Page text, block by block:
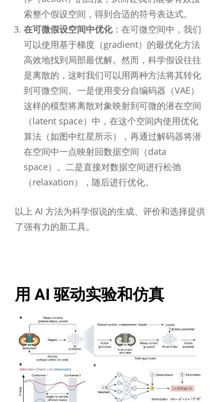
索整个假设空间，得到合适的符号表达式。
在可微假设空间中优化：在可微空间中，我们
可以使用基于梯度（gradient）的最优化方法
高效地找到局部最优解。然而，科学假设往往
是离散的，这时我们可以用两种方法将其转化
到可微空间。一是使用变分自编码器（VAE）
这样的模型将离散对象映射到可微的潜在空间
（latent space）中，在这个空间内使用优化
算法（如图中红星所示），再通过解码器将潜
在空间中一点映射回数据空间（data
space）。二是直接对数据空间进行松弛
（relaxation），随后进行优化。
以上 AI 方法为科学假说的生成、评价和选择提供
了强有力的新工具。
用 AI 驱动实验和仿真